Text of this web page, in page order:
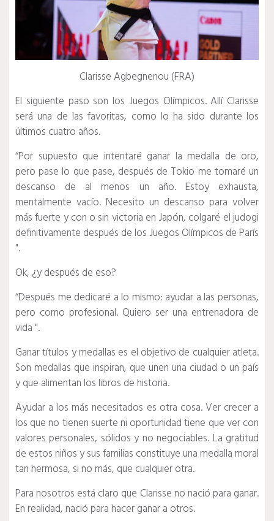
Clarisse Agbegnenou (FRA)
El siguiente paso son los Juegos Olímpicos.Allí Clarisse
será una de las favoritas, como lo ha sido durante los
últimos cuatro años.
“Por supuesto que intentaré ganar la medalla de oro,
pero pase lo que pase, después de Tokio me tomaré un
descanso de al menos un año. Estoy exhausta,
mentalmente vacío. Necesito un descanso para volver
más fuerte y con o sin victoria en Japón, colgaré el judogi
definitivamente después de los Juegos Olímpicos de París
".
Ok, ¿y después de eso?
“Después me dedicaré a lo mismo: ayudar a las personas,
pero como profesional. Quiero ser una entrenadora de
vida ".
Ganar títulos y medallas es el objetivo de cualquier atleta.
Son medallas que inspiran, que unen una ciudad o un país
y que alimentan los libros de historia.
Ayudar a los más necesitados es otra cosa.Ver crecer a
los que no tienen suerte ni oportunidad tiene que ver con
valores personales, sólidos y no negociables. La gratitud
de estos niños y sus familias constituye una medalla moral
tan hermosa, si no más, que cualquier otra.
Para nosotros está claro que Clarisse no nació para ganar.
En realidad, nació para hacer ganar a otros.